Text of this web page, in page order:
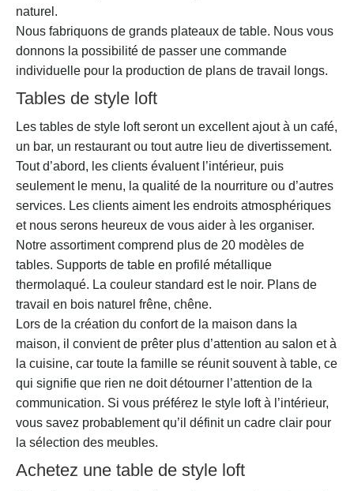
naturel.
Nous fabriquons de grands plateaux de table. Nous vous
donnons la possibilité de passer une commande
individuelle pour la production de plans de travail longs.
Tables de style loft
Les tables de style loft seront un excellent ajout à un café,
un bar, un restaurant ou tout autre lieu de divertissement.
Tout d’abord, les clients évaluent l’intérieur, puis
seulement le menu, la qualité de la nourriture ou d’autres
services. Les clients aiment les endroits atmosphériques
et nous serons heureux de vous aider à les organiser.
Notre assortiment comprend plus de 20 modèles de
tables. Supports de table en profilé métallique
thermolaqué. La couleur standard est le noir. Plans de
travail en bois naturel frêne, chêne.
Lors de la création du confort de la maison dans la
maison, il convient de prêter plus d’attention au salon et à
la cuisine, car toute la famille se réunit souvent à table, ce
qui signifie que rien ne doit détourner l’attention de la
communication. Si vous préférez le style loft à l’intérieur,
vous savez probablement qu’il définit un cadre clair pour
la sélection des meubles.
Achetez une table de style loft